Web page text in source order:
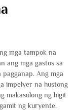
mga tampok na
ang mga gastos sa
Ang mga
impelyer na hustong
makasulong ng higit
ng kuryente.